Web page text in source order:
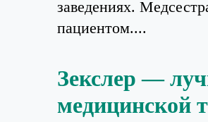
заведениях.
пациентом....
Зекслер —
медицинской